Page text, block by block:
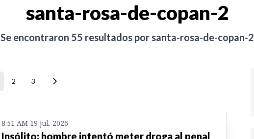
santa-rosa-de-copan-2
Se encontraron 55 resultados por santa-rosa-de-copan-2
2 3
8:51 AM 19 jul. 2026
Insólito: hombre intentó meter droga al penal